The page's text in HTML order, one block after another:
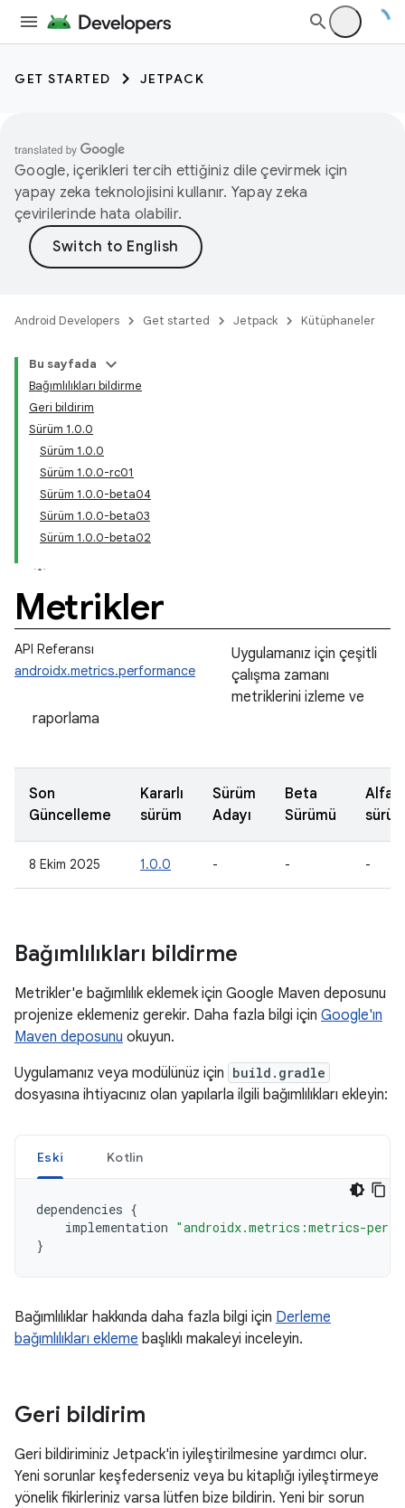
GET STARTED JETPACK
Google, içerikleri tercih ettiğiniz dile çevirmek için
yapay zeka teknolojisini kullanır. Yapay zeka
çevirilerinde hata olabilir.
Android Developers Get started Jetpack Kütüphaneler
Bu sayfada
Bağımlılıkları bildirme
Geri bildirim
Sürüm 1.0.0
Sürüm 1.0.0
Sürüm 1.0.0-rc01
Sürüm 1.0.0-beta04
Sürüm 1.0.0-beta03
Sürüm 1.0.0-beta02
Metrikler
API Referansı
androidx.metrics.performance
Uygulamanız için çeşitli
çalışma zamanı
metriklerini izleme ve
raporlama
Son
Güncelleme
Kararlı
sürüm
Sürüm
Adayı
Beta
Sürümü
Alfa
8 Ekim 2025 1.0.0 - - -
Bağımlılıkları bildirme
Metrikler'e bağımlılık eklemek için Google Maven deposunu
projenize eklemeniz gerekir. Daha fazla bilgi için Google'ın
Maven deposunu okuyun.
Uygulamanız veya modülünüz için build.gradle
dosyasına ihtiyacınız olan yapılarla ilgili bağımlılıkları ekleyin:
Eski Kotlin
dependencies {
implementation "androidx.metrics:metrics-
}
Bağımlılıklar hakkında daha fazla bilgi için Derleme
bağımlılıkları ekleme başlıklı makaleyi inceleyin.
Geri bildirim
Geri bildiriminiz Jetpack'in iyileştirilmesine yardımcı olur.
Yeni sorunlar keşfederseniz veya bu kitaplığı iyileştirmeye
yönelik fikirleriniz varsa lütfen bize bildirin. Yeni bir sorun